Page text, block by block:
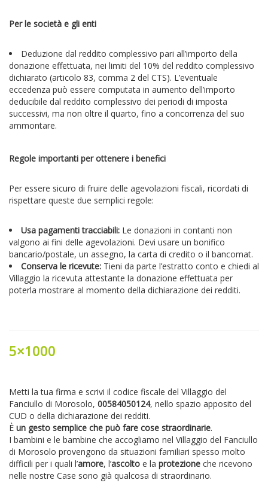
Per le società e gli enti
Deduzione dal reddito complessivo pari all’importo della
donazione effettuata, nei limiti del 10% del reddito complessivo
dichiarato (articolo 83, comma 2 del CTS). L’eventuale
eccedenza può essere computata in aumento dell’importo
deducibile dal reddito complessivo dei periodi di imposta
successivi, ma non oltre il quarto, fino a concorrenza del suo
ammontare.
Regole importanti per ottenere i benefici
Per essere sicuro di fruire delle agevolazioni fiscali, ricordati di
rispettare queste due semplici regole:
Usa pagamenti tracciabili: Le donazioni in contanti non
valgono ai fini delle agevolazioni. Devi usare un bonifico
bancario/postale, un assegno, la carta di credito o il bancomat.
Conserva le ricevute: Tieni da parte l’estratto conto e chiedi al
Villaggio la ricevuta attestante la donazione effettuata per
poterla mostrare al momento della dichiarazione dei redditi.
5×1000
Metti la tua firma e scrivi il codice fiscale del Villaggio del
Fanciullo di Morosolo, 00584050124, nello spazio apposito del
CUD o della dichiarazione dei redditi.
È un gesto semplice che può fare cose straordinarie.
I bambini e le bambine che accogliamo nel Villaggio del Fanciullo
di Morosolo provengono da situazioni familiari spesso molto
difficili per i quali l’amore, l’ascolto e la protezione che ricevono
nelle nostre Case sono già qualcosa di straordinario.